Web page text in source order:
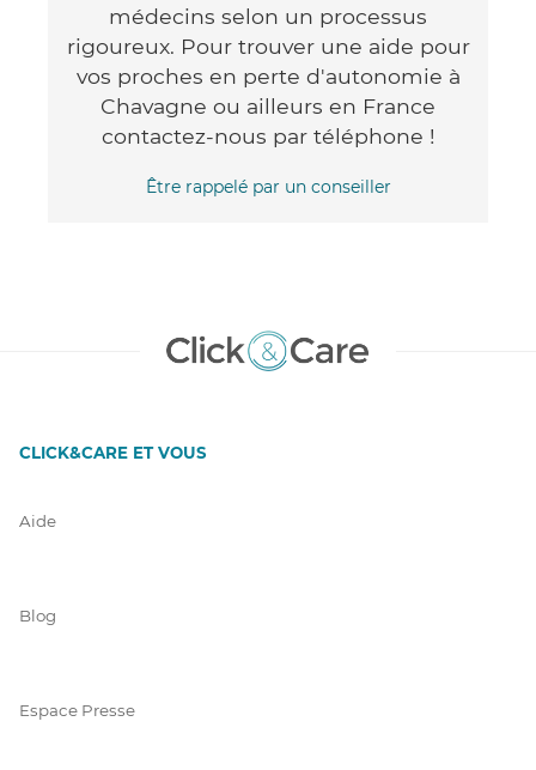
médecins selon un processus
rigoureux. Pour trouver une aide pour
vos proches en perte d'autonomie à
Chavagne ou ailleurs en France
contactez-nous par téléphone !
Être rappelé par un conseiller
CLICK&CARE ET VOUS
Aide
Blog
Espace Presse